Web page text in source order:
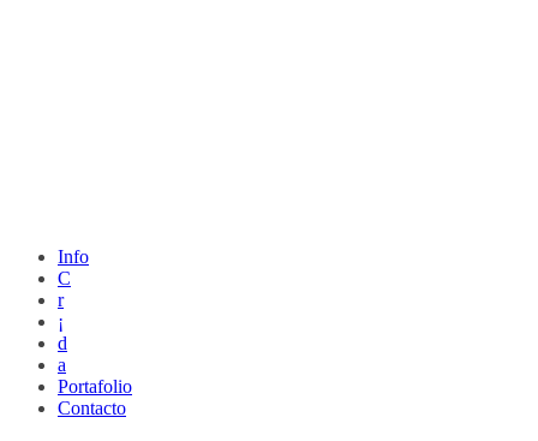
Info
C
r
¡
d
a
Portafolio
Contacto